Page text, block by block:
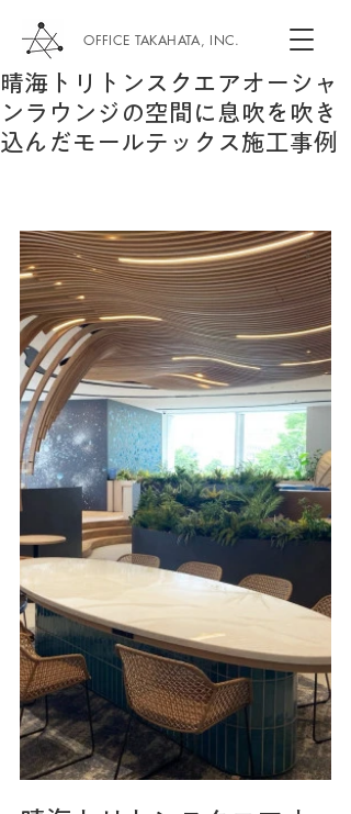
OFFICE TAKAHATA, INC.
晴海トリトンスクエアオーシャ
ンラウンジの空間に息吹を吹き
込んだモールテックス施工事例